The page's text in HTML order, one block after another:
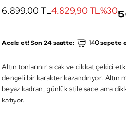
6.899,00 TL4.829,90 TL%30
Acele et! Son 24 saatte: 140sepete
Altın tonlarının sıcak ve dikkat çekici
dengeli bir karakter kazandırıyor. Altın
beyaz kadran, günlük stile sade ama
katıyor.